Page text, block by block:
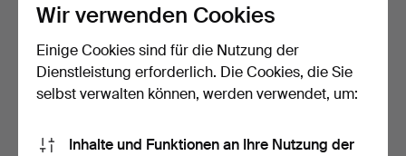
Wir verwenden Cookies
Einige Cookies sind für die Nutzung der
Dienstleistung erforderlich. Die Cookies, die Sie
selbst verwalten können, werden verwendet, um:
Inhalte und Funktionen an Ihre Nutzung der